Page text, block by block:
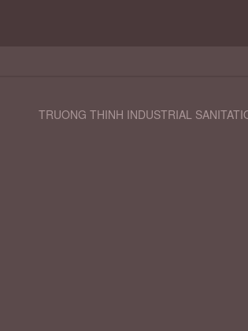
TRUONG THINH INDUSTRIAL